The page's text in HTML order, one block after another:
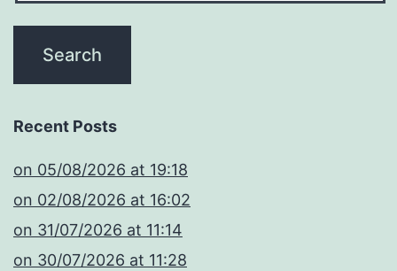
Recent Posts
​on 05/08/2026 at 19:18
​on 02/08/2026 at 16:02
​on 31/07/2026 at 11:14
​on 30/07/2026 at 11:28